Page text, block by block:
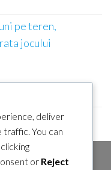
pe teren,
jocului
deliver
You can
or Reject